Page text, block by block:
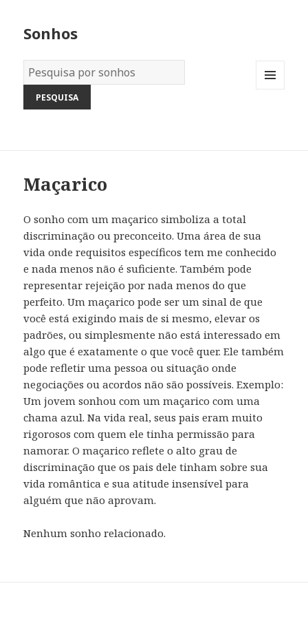
Sonhos
Dicionário
dos
Sonhos:
Maçarico
O sonho com um maçarico simboliza a total
discriminação ou preconceito. Uma área de sua
vida onde requisitos específicos tem me conhecido
e nada menos não é suficiente. Também pode
representar rejeição por nada menos do que
perfeito. Um maçarico pode ser um sinal de que
você está exigindo mais de si mesmo, elevar os
padrões, ou simplesmente não está interessado em
algo que é exatamente o que você quer. Ele também
pode refletir uma pessoa ou situação onde
negociações ou acordos não são possíveis. Exemplo:
Um jovem sonhou com um maçarico com uma
chama azul. Na vida real, seus pais eram muito
rigorosos com quem ele tinha permissão para
namorar. O maçarico reflete o alto grau de
discriminação que os pais dele tinham sobre sua
vida romântica e sua atitude insensível para
alguém que não aprovam.
Nenhum sonho relacionado.